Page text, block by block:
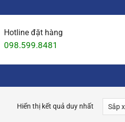
Hotline đặt hàng
098.599.8481
Hiển thị kết quả duy nhất